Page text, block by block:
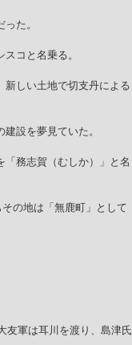
た。
コと名乗る。
新しい土地で切支丹による
設を夢見ていた。
務志賀（むしか）」と名
の地は「無鹿町」として
友軍は耳川を渡り、島津氏